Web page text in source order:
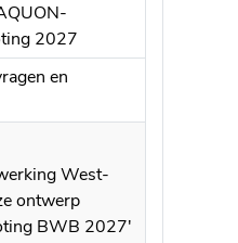
2027
en
West-
ontwerp
BWB 2027'